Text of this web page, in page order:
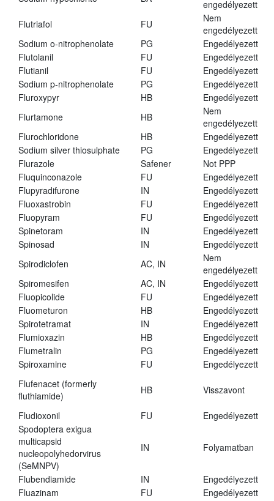
engedélyezett
Flutriafol
FU
Nem
engedélyezett
Sodium o-nitrophenolate
PG
Engedélyezett
Flutolanil
FU
Engedélyezett
Flutianil
FU
Engedélyezett
Sodium p-nitrophenolate
PG
Engedélyezett
Fluroxypyr
HB
Engedélyezett
Flurtamone
HB
Nem
engedélyezett
Flurochloridone
HB
Engedélyezett
Sodium silver thiosulphate
PG
Engedélyezett
Flurazole
Safener
Not PPP
Fluquinconazole
FU
Engedélyezett
Flupyradifurone
IN
Engedélyezett
Fluoxastrobin
FU
Engedélyezett
Fluopyram
FU
Engedélyezett
Spinetoram
IN
Engedélyezett
Spinosad
IN
Engedélyezett
Spirodiclofen
AC, IN
Nem
engedélyezett
Spiromesifen
AC, IN
Engedélyezett
Fluopicolide
FU
Engedélyezett
Fluometuron
HB
Engedélyezett
Spirotetramat
IN
Engedélyezett
Flumioxazin
HB
Engedélyezett
Flumetralin
PG
Engedélyezett
Spiroxamine
FU
Engedélyezett
Flufenacet (formerly
fluthiamide)
HB Visszavont
Fludioxonil FU
Engedélyezett
Spodoptera exigua
multicapsid
nucleopolyhedorvirus
(SeMNPV)
IN Folyamatban
Flubendiamide IN
Engedélyezett
Fluazinam
FU
Engedélyezett